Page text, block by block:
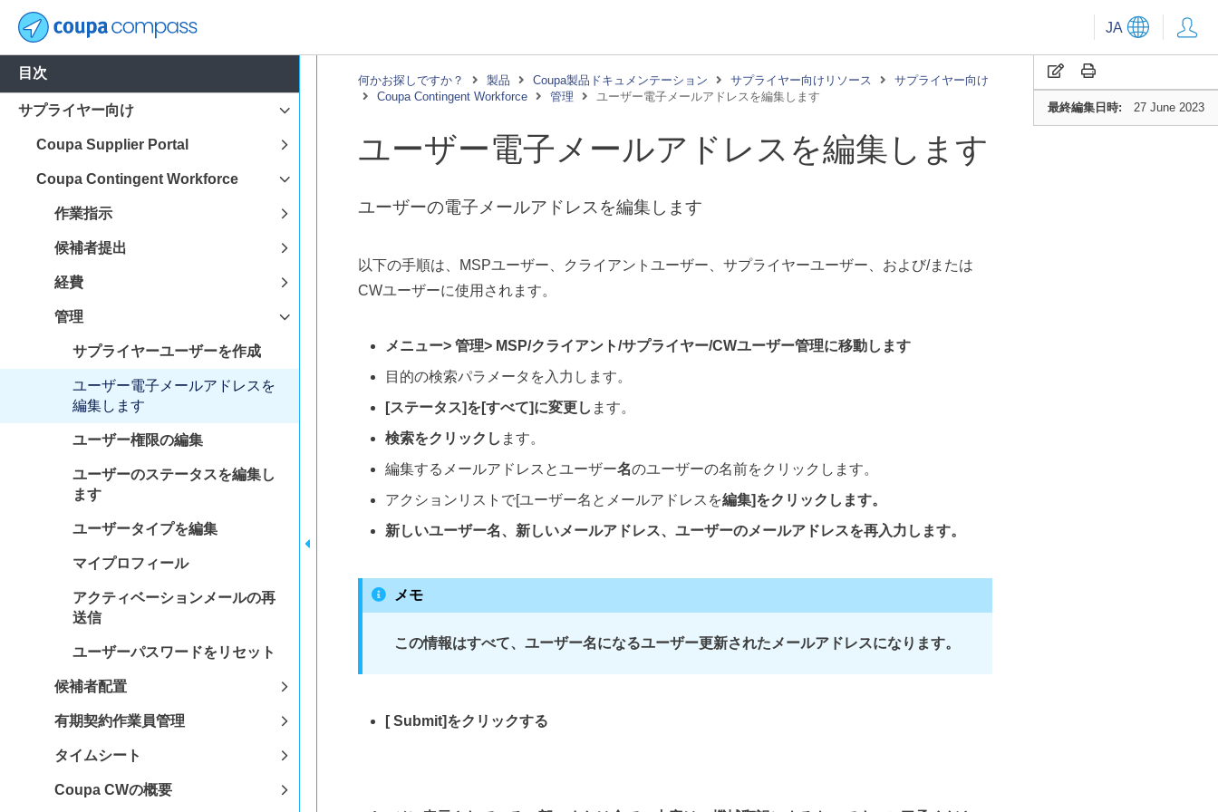
JA
最終編集日時: 27 June 2023
何かお探しですか？ 製品 Coupa製品ドキュメンテーション サプライヤー向けリソース
サプライヤー向け
Coupa Contingent Workforce
管理 ユーザー電子メールアドレスを編集します
ユーザー電子メールアドレスを編集します
ユーザーの電子メールアドレスを編集します
以下の手順は、MSPユーザー、クライアントユーザー、サプライヤーユーザー、および/または
CWユーザーに使用されます。
メニュー> 管理> MSP/クライアント/サプライヤー/CWユーザー管理に移動します
目的の検索パラメータ を入力します。
[ステータス]を[すべて]に変更し ます。
検索をクリックし ます。
編集するメールアドレスとユーザー名のユーザーの名前をクリックします。
アクションリストで[ユーザー名とメールアドレスを編集]をクリックします。
新しいユーザー名、 新しいメールアドレス、ユーザーのメールアドレスを再入力します。
メモ
この情報はすべて、ユーザー名になるユーザー更新されたメールアドレスになります。
[Submit]をクリックする
目次
サプライヤー向け
Coupa Supplier Portal
Coupa Contingent Workforce
作業指示
候補者提出
経費
管理
サプライヤーユーザーを作成
ユーザー電子メールアドレスを
編集します
ユーザー権限の編集
ユーザーのステータスを編集し
ます
ユーザータイプを編集
マイプロフィール
アクティベーションメールの再
送信
ユーザーパスワードをリセット
候補者配置
有期契約作業員管理
タイムシート
Coupa CWの概要